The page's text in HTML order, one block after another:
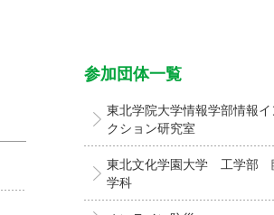
参加団体一覧
東北学院大学情報学部情報イ
クション研究室
東北文化学園大学 工学部
学科